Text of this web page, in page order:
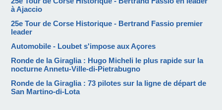
à Ajaccio
25e Tour de Corse Historique - Bertrand Fassio premier
leader
Automobile - Loubet s'impose aux Açores
Ronde de la Giraglia : Hugo Micheli le plus rapide sur la
nocturne Annetu-Ville-di-Pietrabugno
Ronde de la Giraglia : 73 pilotes sur la ligne de départ de
San Martino-di-Lota